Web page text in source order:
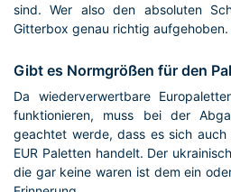
sind. Wer also den absoluten
Gitterbox genau richtig aufgehoben.
Gibt es Normgrößen für den
Da wiederverwertbare
funktionieren, muss bei der
geachtet werde, dass es sich
EUR Paletten handelt. Der
die gar keine waren ist dem ein